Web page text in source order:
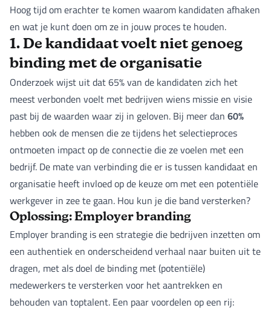
Hoog tijd om erachter te komen waarom kandidaten afhaken
en wat je kunt doen om ze in jouw proces te houden.
1. De kandidaat voelt niet genoeg
binding met de organisatie
Onderzoek wijst uit dat 65% van de kandidaten zich het
meest verbonden voelt met bedrijven wiens missie en visie
past bij de waarden waar zij in geloven. Bij meer dan 60%
hebben ook de mensen die ze tijdens het selectieproces
ontmoeten impact op de connectie die ze voelen met een
bedrijf. De mate van verbinding die er is tussen kandidaat en
organisatie heeft invloed op de keuze om met een potentiële
werkgever in zee te gaan. Hou kun je die band versterken?
Oplossing: Employer branding
Employer branding is een strategie die bedrijven inzetten om
een authentiek en onderscheidend verhaal naar buiten uit te
dragen, met als doel de binding met (potentiële)
medewerkers te versterken voor het aantrekken en
behouden van toptalent. Een paar voordelen op een rij: